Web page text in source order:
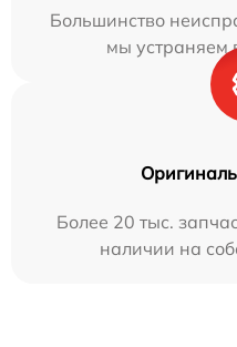
Большинство
мы устраняем
Более 20 тыс.
наличии на